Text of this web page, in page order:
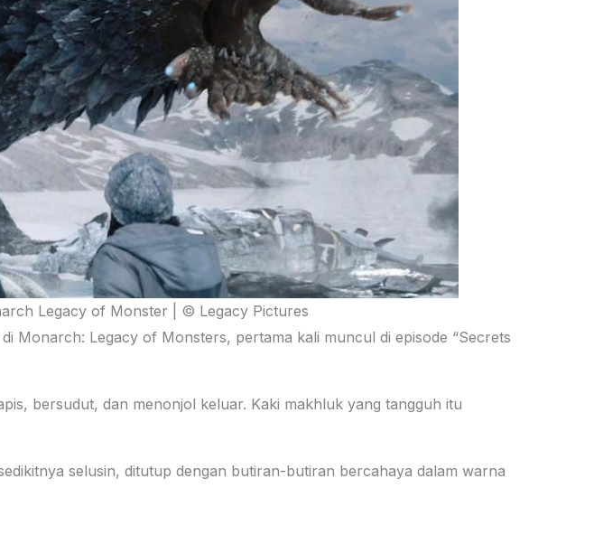
Legacy of Monster | © Legacy Pictures
Monarch: Legacy of Monsters, pertama kali muncul di episode “Secrets
bersudut, dan menonjol keluar. Kaki makhluk yang tangguh itu
selusin, ditutup dengan butiran-butiran bercahaya dalam warna